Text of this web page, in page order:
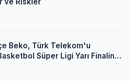
Beko, Türk Telekom'u
Süper Ligi Yarı Finaline